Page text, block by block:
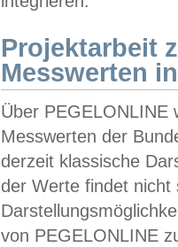
Projektarbeit
Messwerten
Über PEGELONLINE
Messwerten der
derzeit klassische
der Werte findet
von PEGELONLINE